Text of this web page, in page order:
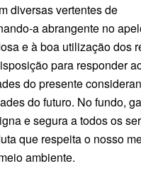
diversas vertentes de
a abrangente no
e à boa utilização dos
para responder
do presente
do futuro. No fundo,
e segura a todos os
que respeita o nosso
ambiente.